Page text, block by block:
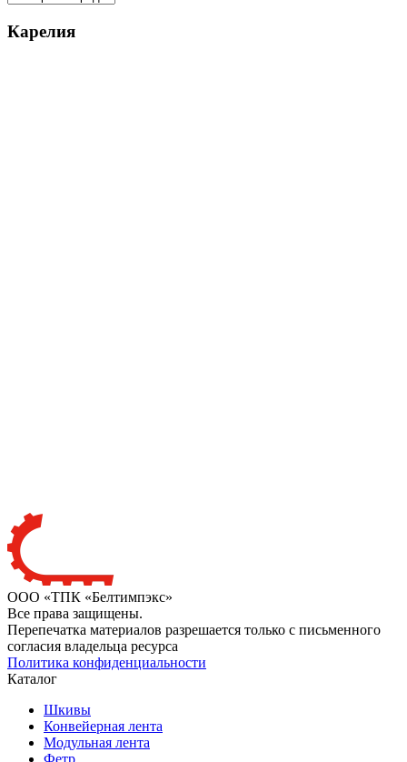
Карелия
ООО «ТПК «Белтимпэкс»
Все права защищены.
Перепечатка материалов разрешается только с письменного
согласия владельца ресурса
Политика конфиденциальности
Каталог
Шкивы
Конвейерная лента
Модульная лента